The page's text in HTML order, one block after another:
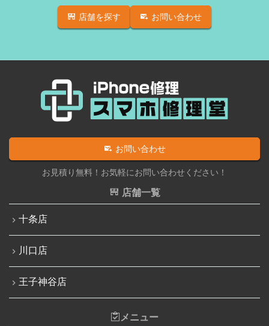
店舗を探す お問い合わせ
お問い合わせ
お見積り無料！お気軽にお問い合わせください！
店舗一覧
十条店
川口店
王子神谷店
メニュー